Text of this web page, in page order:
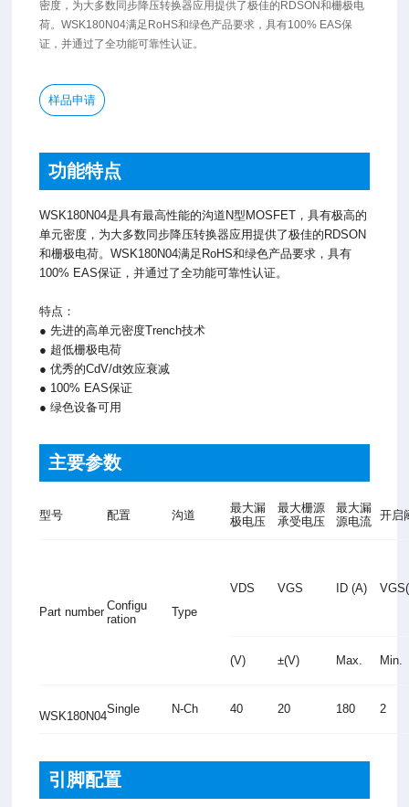
密度，为大多数同步降压转换器应用提供了极佳的RDSON和栅极电
荷。WSK180N04满足RoHS和绿色产品要求，具有100% EAS保
证，并通过了全功能可靠性认证。
样品申请
功能特点
WSK180N04是具有最高性能的沟道N型MOSFET，具有极高的
单元密度，为大多数同步降压转换器应用提供了极佳的RDSON
和栅极电荷。WSK180N04满足RoHS和绿色产品要求，具有
100% EAS保证，并通过了全功能可靠性认证。
特点：
● 先进的高单元密度Trench技术
● 超低栅极电荷
● 优秀的CdV/dt效应衰减
● 100% EAS保证
● 绿色设备可用
主要参数
型号 配置 沟道
最大漏
极电压
最大栅源
承受电压
最大漏
源电流
开启
Part number Configu
ration
Type
VDS VGS ID (A)
(V) ±(V) Max. Min.
WSK180N04
Single N-Ch 40 20 180 2
引脚配置